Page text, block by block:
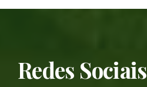
Redes Sociais